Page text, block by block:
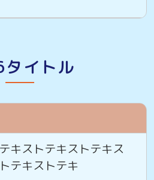
イトル
キストテキストテキス
テキストテキ